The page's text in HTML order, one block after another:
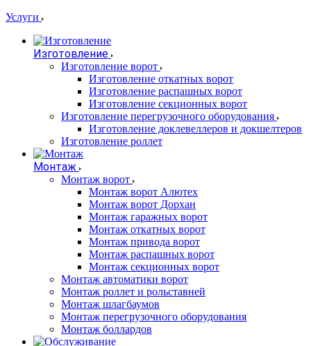
Услуги
Изготовление
Изготовление ворот
Изготовление откатных ворот
Изготовление распашных ворот
Изготовление секционных ворот
Изготовление перегрузочного оборудования
Изготовление доклевеллеров и докшелтеров
Изготовление роллет
Монтаж
Монтаж ворот
Монтаж ворот Алютех
Монтаж ворот Дорхан
Монтаж гаражных ворот
Монтаж откатных ворот
Монтаж привода ворот
Монтаж распашных ворот
Монтаж секционных ворот
Монтаж автоматики ворот
Монтаж роллет и рольставней
Монтаж шлагбаумов
Монтаж перегрузочного оборудования
Монтаж боллардов